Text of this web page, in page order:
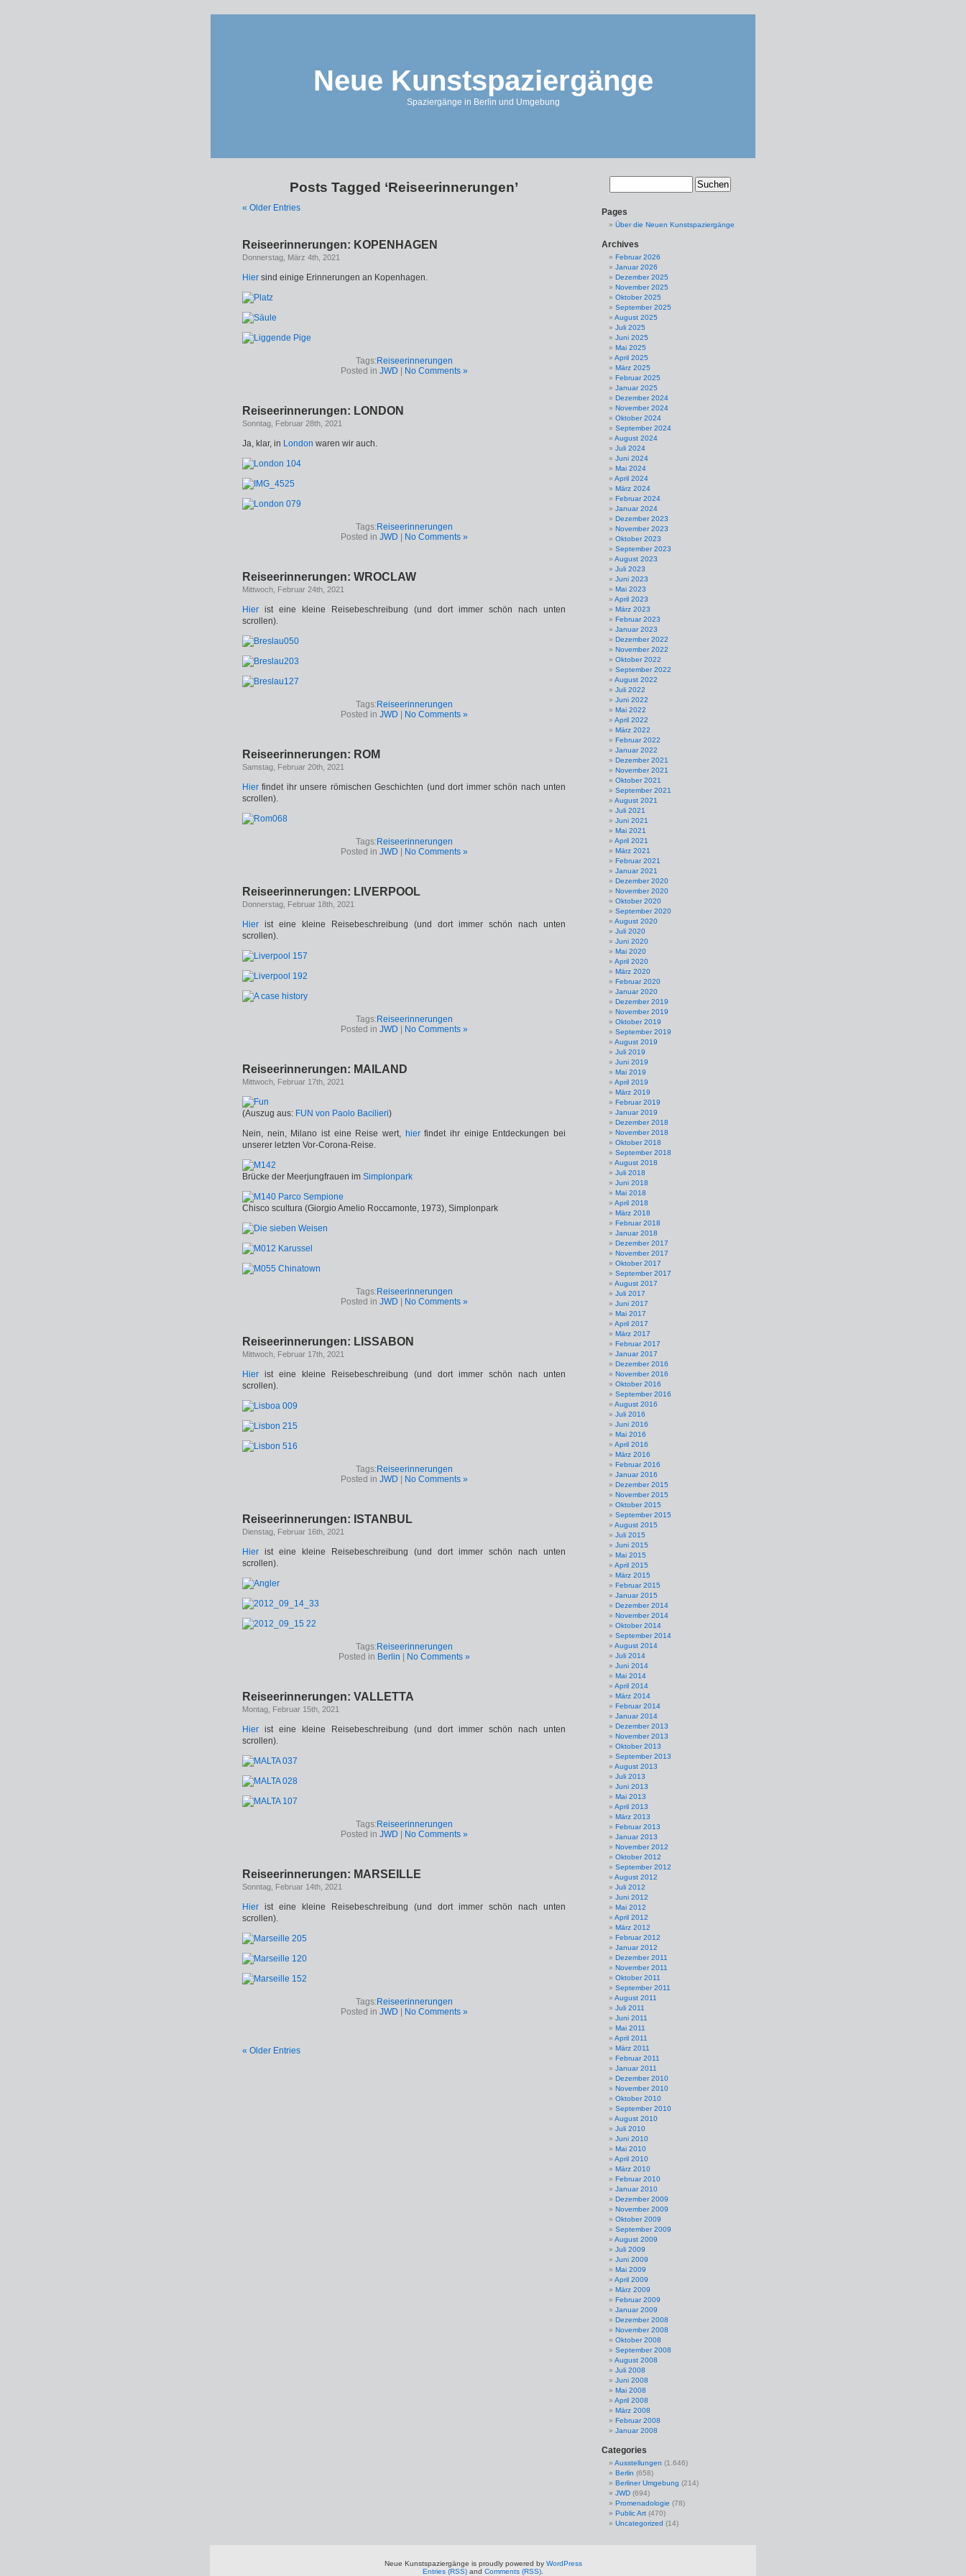
Neue Kunstspaziergänge
Spaziergänge in Berlin und Umgebung
Posts Tagged ‘Reiseerinnerungen’
« Older Entries
Reiseerinnerungen: KOPENHAGEN
Donnerstag, März 4th, 2021
Hier sind einige Erinnerungen an Kopenhagen.
Tags: Reiseerinnerungen
Posted in JWD No Comments »
Reiseerinnerungen: LONDON
Sonntag, Februar 28th, 2021
Ja, klar, in London waren wir auch.
Tags: Reiseerinnerungen
Posted in JWD No Comments »
Reiseerinnerungen: WROCLAW
Mittwoch, Februar 24th, 2021
Hier ist eine kleine Reisebeschreibung (und dort immer schön nach unten
scrollen).
Tags: Reiseerinnerungen
Posted in JWD No Comments »
Reiseerinnerungen: ROM
Samstag, Februar 20th, 2021
Hier findet ihr unsere römischen Geschichten (und dort immer schön nach unten
scrollen).
Tags: Reiseerinnerungen
Posted in JWD No Comments »
Reiseerinnerungen: LIVERPOOL
Donnerstag, Februar 18th, 2021
Hier ist eine kleine Reisebeschreibung (und dort immer schön nach unten
scrollen).
Tags: Reiseerinnerungen
Posted in JWD No Comments »
Reiseerinnerungen: MAILAND
Mittwoch, Februar 17th, 2021
(Auszug aus: FUN von Paolo Bacilieri)
Nein, nein, Milano ist eine Reise wert, hierfindet ihr einige Entdeckungen bei
unserer letzten Vor-Corona-Reise.
Brücke der Meerjungfrauen im Simplonpark
Chisco scultura (Giorgio Amelio Roccamonte, 1973), Simplonpark
Tags: Reiseerinnerungen
Posted in JWD No Comments »
Reiseerinnerungen: LISSABON
Mittwoch, Februar 17th, 2021
Hier ist eine kleine Reisebeschreibung (und dort immer schön nach unten
scrollen).
Tags: Reiseerinnerungen
Posted in JWD No Comments »
Reiseerinnerungen: ISTANBUL
Dienstag, Februar 16th, 2021
Hier ist eine kleine Reisebeschreibung (und dort immer schön nach unten
scrollen).
Tags: Reiseerinnerungen
Posted in Berlin No Comments »
Reiseerinnerungen: VALLETTA
Montag, Februar 15th, 2021
Hier ist eine kleine Reisebeschreibung (und dort immer schön nach unten
scrollen).
Tags: Reiseerinnerungen
Posted in JWD No Comments »
Reiseerinnerungen: MARSEILLE
Sonntag, Februar 14th, 2021
Hier ist eine kleine Reisebeschreibung (und dort immer schön nach unten
scrollen).
Tags: Reiseerinnerungen
Posted in JWD No Comments »
« Older Entries
Pages
Über die Neuen Kunstspaziergänge
Archives
Februar 2026
Januar 2026
Dezember 2025
November 2025
Oktober 2025
September 2025
August 2025
Juli 2025
Juni 2025
Mai 2025
April 2025
März 2025
Februar 2025
Januar 2025
Dezember 2024
November 2024
Oktober 2024
September 2024
August 2024
Juli 2024
Juni 2024
Mai 2024
April 2024
März 2024
Februar 2024
Januar 2024
Dezember 2023
November 2023
Oktober 2023
September 2023
August 2023
Juli 2023
Juni 2023
Mai 2023
April 2023
März 2023
Februar 2023
Januar 2023
Dezember 2022
November 2022
Oktober 2022
September 2022
August 2022
Juli 2022
Juni 2022
Mai 2022
April 2022
März 2022
Februar 2022
Januar 2022
Dezember 2021
November 2021
Oktober 2021
September 2021
August 2021
Juli 2021
Juni 2021
Mai 2021
April 2021
März 2021
Februar 2021
Januar 2021
Dezember 2020
November 2020
Oktober 2020
September 2020
August 2020
Juli 2020
Juni 2020
Mai 2020
April 2020
März 2020
Februar 2020
Januar 2020
Dezember 2019
November 2019
Oktober 2019
September 2019
August 2019
Juli 2019
Juni 2019
Mai 2019
April 2019
März 2019
Februar 2019
Januar 2019
Dezember 2018
November 2018
Oktober 2018
September 2018
August 2018
Juli 2018
Juni 2018
Mai 2018
April 2018
März 2018
Februar 2018
Januar 2018
Dezember 2017
November 2017
Oktober 2017
September 2017
August 2017
Juli 2017
Juni 2017
Mai 2017
April 2017
März 2017
Februar 2017
Januar 2017
Dezember 2016
November 2016
Oktober 2016
September 2016
August 2016
Juli 2016
Juni 2016
Mai 2016
April 2016
März 2016
Februar 2016
Januar 2016
Dezember 2015
November 2015
Oktober 2015
September 2015
August 2015
Juli 2015
Juni 2015
Mai 2015
April 2015
März 2015
Februar 2015
Januar 2015
Dezember 2014
November 2014
Oktober 2014
September 2014
August 2014
Juli 2014
Juni 2014
Mai 2014
April 2014
März 2014
Februar 2014
Januar 2014
Dezember 2013
November 2013
Oktober 2013
September 2013
August 2013
Juli 2013
Juni 2013
Mai 2013
April 2013
März 2013
Februar 2013
Januar 2013
November 2012
Oktober 2012
September 2012
August 2012
Juli 2012
Juni 2012
Mai 2012
April 2012
März 2012
Februar 2012
Januar 2012
Dezember 2011
November 2011
Oktober 2011
September 2011
August 2011
Juli 2011
Juni 2011
Mai 2011
April 2011
März 2011
Februar 2011
Januar 2011
Dezember 2010
November 2010
Oktober 2010
September 2010
August 2010
Juli 2010
Juni 2010
Mai 2010
April 2010
März 2010
Februar 2010
Januar 2010
Dezember 2009
November 2009
Oktober 2009
September 2009
August 2009
Juli 2009
Juni 2009
Mai 2009
April 2009
März 2009
Februar 2009
Januar 2009
Dezember 2008
November 2008
Oktober 2008
September 2008
August 2008
Juli 2008
Juni 2008
Mai 2008
April 2008
März 2008
Februar 2008
Januar 2008
Categories
Ausstellungen (1.646)
Berlin (658)
Berliner Umgebung (214)
JWD (694)
Promenadologie (78)
Public Art (470)
Uncategorized (14)
Neue Kunstspaziergänge is proudly powered by WordPress
Entries (RSS) and Comments (RSS)